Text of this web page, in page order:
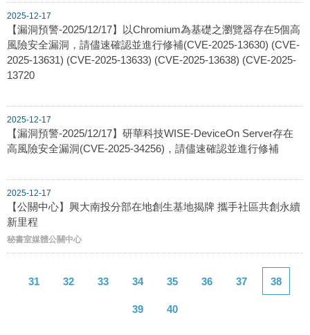
2025-12-17
【漏洞預警-2025/12/17】以Chromium為基礎之瀏覽器存在5個高
風險安全漏洞，請儘速確認並進行修補(CVE-2025-13630) (CVE-
2025-13631) (CVE-2025-13633) (CVE-2025-13638) (CVE-2025-
13720
2025-12-17
【漏洞預警-2025/12/17】研華科技WISE-DeviceOn Server存在
高風險安全漏洞(CVE-2025-34256)，請儘速確認並進行修補
2025-12-17
【公關中心】興大南投分部在地創生基地揭牌 攜手社區共創永續
新里程
秘書室媒體公關中心
31 32 33 34 35 36 37 38
39 40